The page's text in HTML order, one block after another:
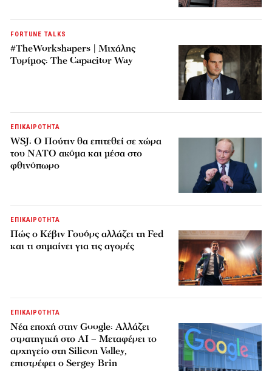
FORTUNE TALKS
#TheWorkshapers | Μιχάλης
Τυρίμος: The Capacitor Way
ΕΠΙΚΑΙΡΟΤΗΤΑ
WSJ: Ο Πούτιν θα επιτεθεί σε χώρα
του ΝΑΤΟ ακόμα και μέσα στο
φθινόπωρο
ΕΠΙΚΑΙΡΟΤΗΤΑ
Πώς ο Κέβιν Γουόρς αλλάζει τη Fed
και τι σημαίνει για τις αγορές
ΕΠΙΚΑΙΡΟΤΗΤΑ
Νέα εποχή στην Google: Αλλάζει
στρατηγική στο AI – Μεταφέρει το
αρχηγείο στη Silicon Valley,
επιστρέφει ο Sergey Brin